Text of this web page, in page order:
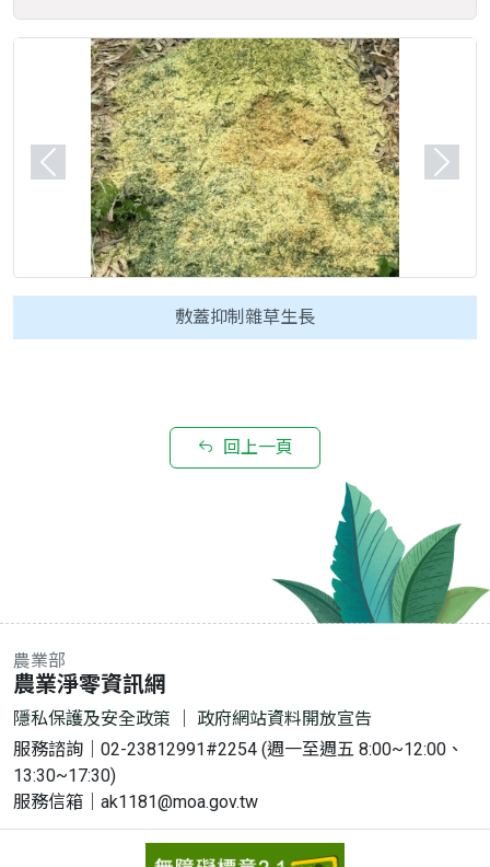
敷蓋抑制雜草生長
Previous Next
回上一頁
:::
農業部
農業淨零資訊網
隱私保護及安全政策
政府網站資料開放宣告
服務諮詢｜02-23812991#2254 (週一至週五 8:00~12:00、
13:30~17:30)
服務信箱｜ak1181@moa.gov.tw